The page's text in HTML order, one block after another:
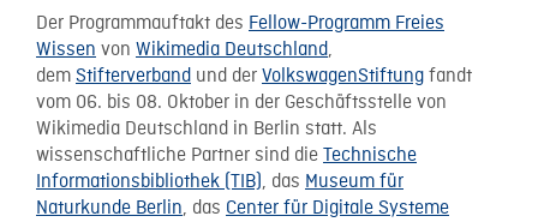
Der Programmauftakt des Fellow-Programm Freies
Wissen von Wikimedia Deutschland,
dem Stifterverband und der VolkswagenStiftung fandt
vom 06. bis 08. Oktober in der Geschäftsstelle von
Wikimedia Deutschland in Berlin statt. Als
wissenschaftliche Partner sind die Technische
Informationsbibliothek (TIB), das Museum für
Naturkunde Berlin, das Center für Digitale Systeme